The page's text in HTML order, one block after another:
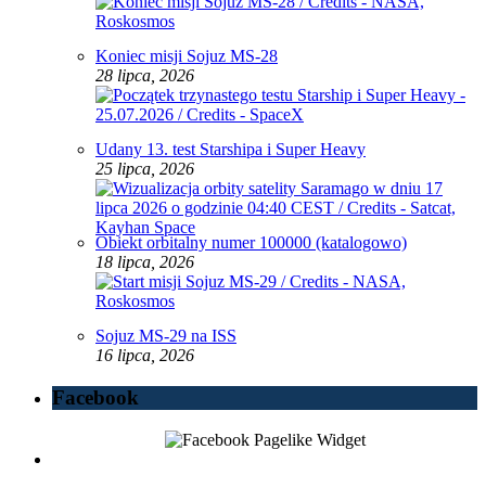
Koniec misji Sojuz MS-28
28 lipca, 2026
Udany 13. test Starshipa i Super Heavy
25 lipca, 2026
Obiekt orbitalny numer 100000 (katalogowo)
18 lipca, 2026
Sojuz MS-29 na ISS
16 lipca, 2026
Facebook